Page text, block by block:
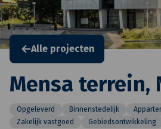
Alle projecten
Mensa terrein,
Opgeleverd Binnenstedelijk
Zakelijk vastgoed
Gebiedsontwikkeling